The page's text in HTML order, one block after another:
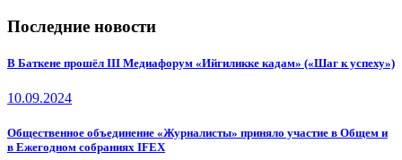
Последние новости
В Баткене прошёл III Медиафорум «Ийгиликке кадам» («Шаг к успеху»)
10.09.2024
Общественное объединение «Журналисты» приняло участие в Общем и
в Ежегодном собраниях IFEX